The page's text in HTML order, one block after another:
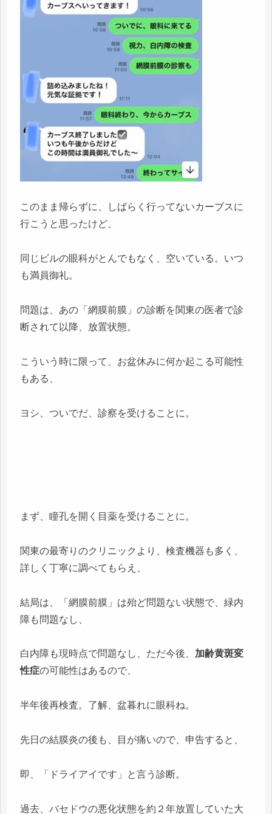
このまま帰らずに、しばらく行ってないカーブスに
行こうと思ったけど、
同じビルの眼科がとんでもなく、空いている。いつ
も満員御礼。
問題は、あの「網膜前膜」の診断を関東の医者で診
断されて以降、放置状態。
こういう時に限って、お盆休みに何か起こる可能性
もある、
ヨシ、ついでだ、診察を受けることに。
まず、瞳孔を開く目薬を受けることに。
関東の最寄りのクリニックより、検査機器も多く、
詳しく丁寧に調べてもらえ、
結局は、「網膜前膜」は殆ど問題ない状態で、緑内
障も問題なし、
白内障も現時点で問題なし、ただ今後、 加齢黄斑変
性症の可能性はあるので、
半年後再検査。了解、盆暮れに眼科ね。
先日の結膜炎の後も、目が痛いので、申告すると、
即、「ドライアイです」と言う診断。
過去、バセドウの悪化状態を約２年放置していた大